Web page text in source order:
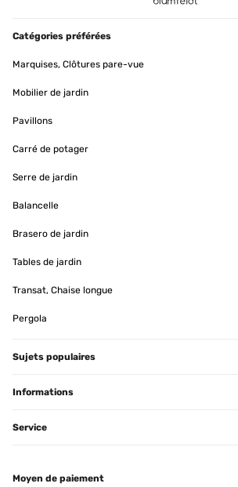
Catégories préférées
Marquises, Clôtures pare-vue
Mobilier de jardin
Pavillons
Carré de potager
Serre de jardin
Balancelle
Brasero de jardin
Tables de jardin
Transat, Chaise longue
Pergola
Sujets populaires
Informations
Service
Moyen de paiement